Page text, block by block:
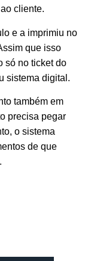
cliente.
e a imprimiu no
que isso
só no ticket do
sistema digital.
também em
precisa pegar
o sistema
de que